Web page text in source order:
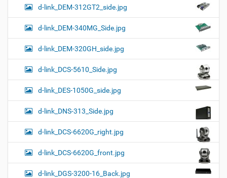
d-link_DEM-312GT2_side.jpg
d-link_DEM-340MG_Side.jpg
d-link_DEM-320GH_side.jpg
d-link_DCS-5610_Side.jpg
d-link_DES-1050G_side.jpg
d-link_DNS-313_Side.jpg
d-link_DCS-6620G_right.jpg
d-link_DCS-6620G_front.jpg
d-link_DGS-3200-16_Back.jpg